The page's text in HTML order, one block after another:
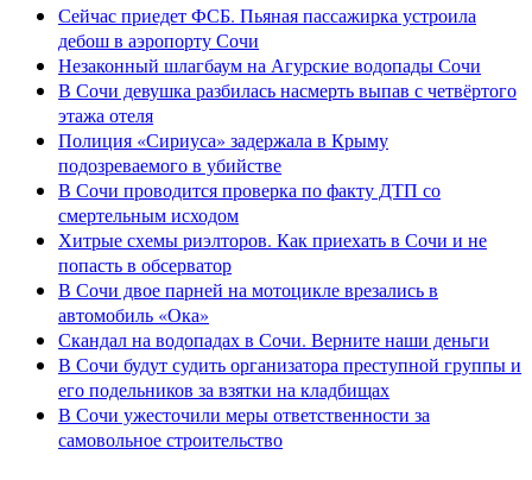
Сейчас приедет ФСБ. Пьяная пассажирка устроила
дебош в аэропорту Сочи
Незаконный шлагбаум на Агурские водопады Сочи
В Сочи девушка разбилась насмерть выпав с четвёртого
этажа отеля
Полиция «Сириуса» задержала в Крыму
подозреваемого в убийстве
В Сочи проводится проверка по факту ДТП со
смертельным исходом
Хитрые схемы риэлторов. Как приехать в Сочи и не
попасть в обсерватор
В Сочи двое парней на мотоцикле врезались в
автомобиль «Ока»
Скандал на водопадах в Сочи. Верните наши деньги
В Сочи будут судить организатора преступной группы и
его подельников за взятки на кладбищах
В Сочи ужесточили меры ответственности за
самовольное строительство